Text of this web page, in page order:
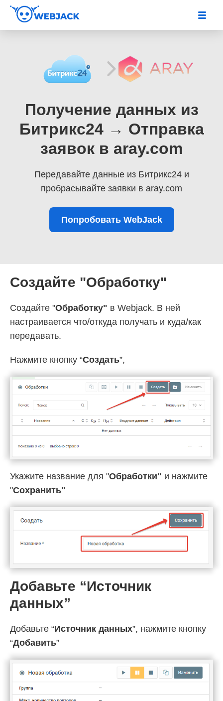
Получение данных из
Битрикс24 → Отправка
заявок в aray.com
Передавайте данные из Битрикс24 и
пробрасывайте заявки в aray.com
Попробовать WebJack
Создайте "Обработку"
Создайте "Обработку" в Webjack. В ней
настраивается что/откуда получать и куда/как
передавать.
Нажмите кнопку “Создать”,
Укажите название для "Обработки" и нажмите
"Cохранить"
Добавьте “Источник
данных”
Добавьте “Источник данных”, нажмите кнопку
“Добавить”